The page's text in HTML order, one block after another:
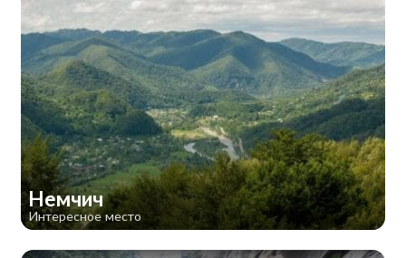
Немчич
Интересное место